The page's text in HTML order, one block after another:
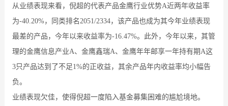
从业绩表现来看，倪超的代表产品金鹰行业优势A近两年收益率
为-40.20%，同类排名2051/2334，该产品也成为其今年业绩表现
最差的产品，今年以来收益率为-16.47%。此外，今年以来，其管
理的金鹰信息产业A、金鹰鑫瑞A、金鹰年年邮享一年持有期A这
3只产品达到了不足1%的正收益，其余产品年内收益率均小幅告
负。
业绩表现欠佳，使得倪超一度陷入基金募集困难的尴尬境地。